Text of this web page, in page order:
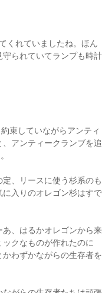
くれていましたね。ほん
られていてランプも時計
束していながらアンティ
アンティークランブを追
、リースに使う杉系のも
入りのオレゴン杉はすで
、はるかオレゴンから来
クなものが作れたのに
わずかながらの生存者を